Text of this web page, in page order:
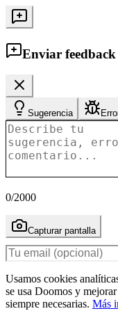
Enviar feedback
Sugerencia
0/2000
Capturar pantalla
Usamos cookies
se usa Doomos y
siempre necesarias. Más